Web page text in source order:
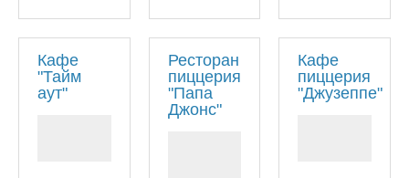
Кафе
"Тайм
аут"
Ресторан
пиццерия
"Папа
Джонс"
Кафе
пиццерия
"Джузеппе"